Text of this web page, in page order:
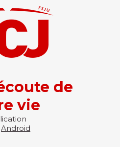
de
vie
Android